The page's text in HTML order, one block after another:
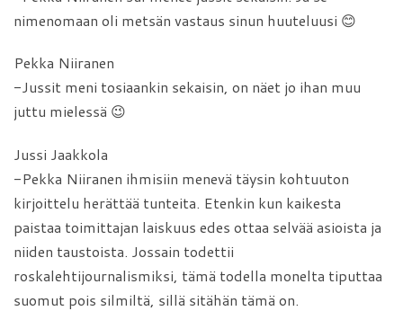
nimenomaan oli metsän vastaus sinun huuteluusi 😊
Pekka Niiranen
-Jussit meni tosiaankin sekaisin, on näet jo ihan muu
juttu mielessä 😉
Jussi Jaakkola
-Pekka Niiranen ihmisiin menevä täysin kohtuuton
kirjoittelu herättää tunteita. Etenkin kun kaikesta
paistaa toimittajan laiskuus edes ottaa selvää asioista ja
niiden taustoista. Jossain todettii
roskalehtijournalismiksi, tämä todella monelta tiputtaa
suomut pois silmiltä, sillä sitähän tämä on.